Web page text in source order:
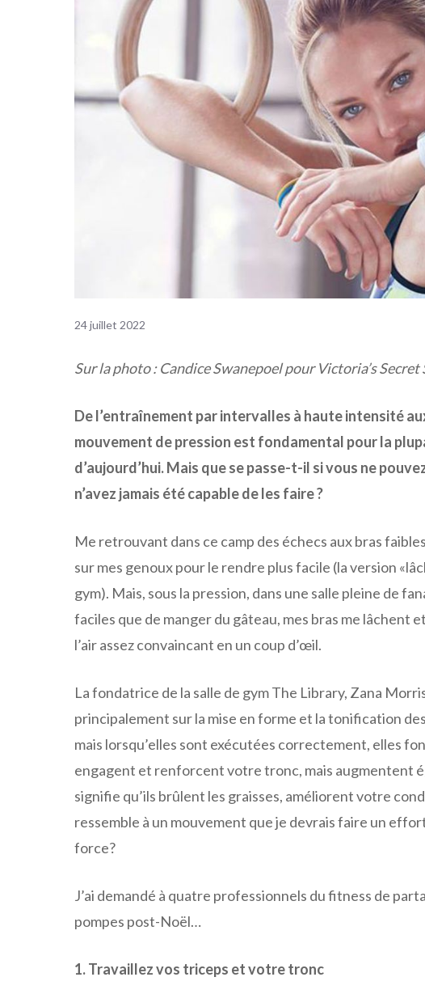
24 juillet 2022
Sur la photo : Candice Swanepoel pour Victoria’s Secret
De l’entraînement par intervalles à haute intensité
mouvement de pression est fondamental pour la
d’aujourd’hui. Mais que se passe-t-il si vous ne
n’avez jamais été capable de les faire ?
Me retrouvant dans ce camp des échecs aux bras
sur mes genoux pour le rendre plus facile (la version
gym). Mais, sous la pression, dans une salle pleine de
faciles que de manger du gâteau, mes bras me lâchent
l’air assez convaincant en un coup d’œil.
La fondatrice de la salle de gym The Library, Zana
principalement sur la mise en forme et la tonification
mais lorsqu’elles sont exécutées correctement, elles
engagent et renforcent votre tronc, mais augmentent
signifie qu’ils brûlent les graisses, améliorent votre
ressemble à un mouvement que je devrais faire un
force?
J’ai demandé à quatre professionnels du fitness de
pompes post-Noël…
1. Travaillez vos triceps et votre tronc